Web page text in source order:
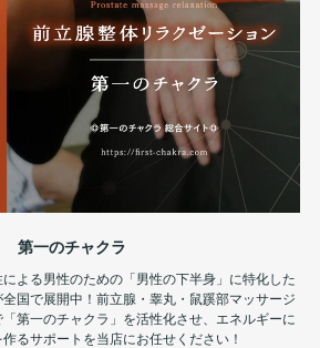
第一のチャクラ
よる男性のための「男性の下半身」に特化した
国で展開中！前立腺・睾丸・鼠蹊部マッサージ
第一のチャクラ」を活性化させ、エネルギーに
るサポートを当店にお任せください！